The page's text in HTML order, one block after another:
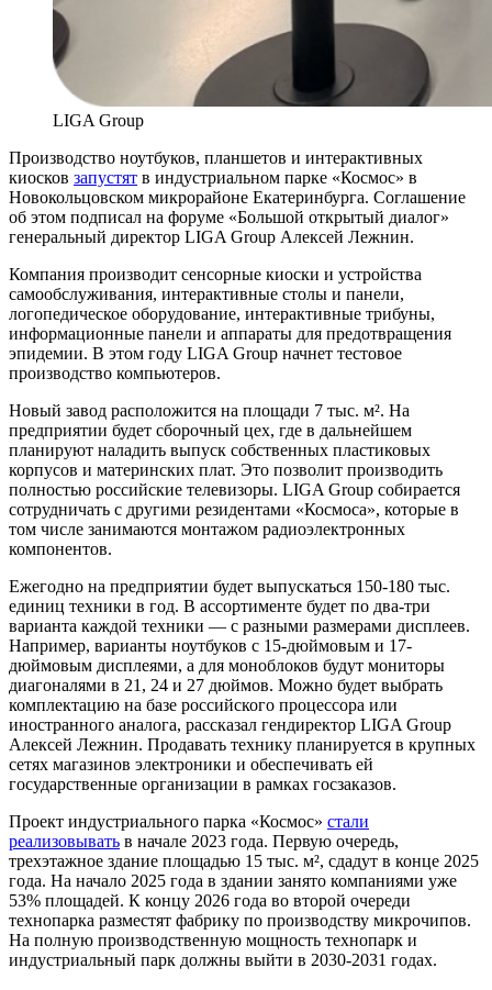
LIGA Group
Производство ноутбуков, планшетов и интерактивных
киосков запустят в индустриальном парке «Космос» в
Новокольцовском микрорайоне Екатеринбурга. Соглашение
об этом подписал на форуме «Большой открытый диалог»
генеральный директор LIGA Group Алексей Лежнин.
Компания производит сенсорные киоски и устройства
самообслуживания, интерактивные столы и панели,
логопедическое оборудование, интерактивные трибуны,
информационные панели и аппараты для предотвращения
эпидемии. В этом году LIGA Group начнет тестовое
производство компьютеров.
Новый завод расположится на площади 7 тыс. м². На
предприятии будет сборочный цех, где в дальнейшем
планируют наладить выпуск собственных пластиковых
корпусов и материнских плат. Это позволит производить
полностью российские телевизоры. LIGA Group собирается
сотрудничать с другими резидентами «Космоса», которые в
том числе занимаются монтажом радиоэлектронных
компонентов.
Ежегодно на предприятии будет выпускаться 150-180 тыс.
единиц техники в год. В ассортименте будет по два-три
варианта каждой техники — с разными размерами дисплеев.
Например, варианты ноутбуков с 15-дюймовым и 17-
дюймовым дисплеями, а для моноблоков будут мониторы
диагоналями в 21, 24 и 27 дюймов. Можно будет выбрать
комплектацию на базе российского процессора или
иностранного аналога, рассказал гендиректор LIGA Group
Алексей Лежнин. Продавать технику планируется в крупных
сетях магазинов электроники и обеспечивать ей
государственные организации в рамках госзаказов.
Проект индустриального парка «Космос» стали
реализовывать в начале 2023 года. Первую очередь,
трехэтажное здание площадью 15 тыс. м², сдадут в конце 2025
года. На начало 2025 года в здании занято компаниями уже
53% площадей. К концу 2026 года во второй очереди
технопарка разместят фабрику по производству микрочипов.
На полную производственную мощность технопарк и
индустриальный парк должны выйти в 2030-2031 годах.